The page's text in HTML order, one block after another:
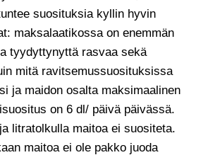
suosituksia kyllin hyvin
maksalaatikossa on enemmän
tyydyttynyttä rasvaa sekä
mitä ravitsemussuosituksissa
ja maidon osalta maksimaalinen
on 6 dl/ päivä päivässä.
litratolkulla maitoa ei suositeta.
maitoa ei ole pakko juoda